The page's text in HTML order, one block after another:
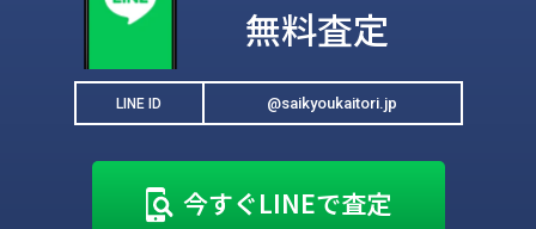
無料査定
LINE ID @saikyoukaitori.jp
今すぐLINEで査定